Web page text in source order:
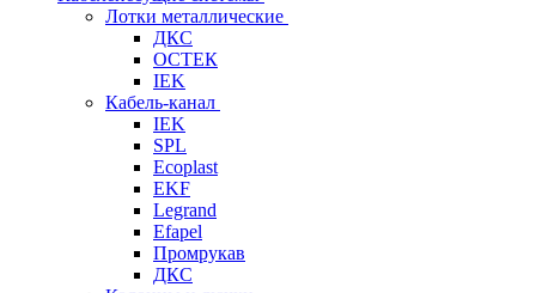
Лотки металлические
ДКС
ОСТЕК
IEK
Кабель-канал
IEK
SPL
Ecoplast
EKF
Legrand
Efapel
Промрукав
ДКС